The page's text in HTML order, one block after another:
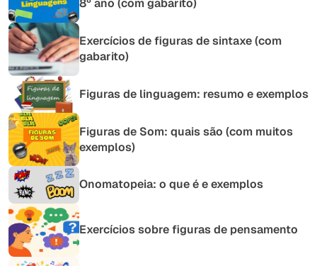
8º ano (com gabarito)
Exercícios de figuras de sintaxe (com
gabarito)
Figuras de linguagem: resumo e exemplos
Figuras de Som: quais são (com muitos
exemplos)
Onomatopeia: o que é e exemplos
Exercícios sobre figuras de pensamento